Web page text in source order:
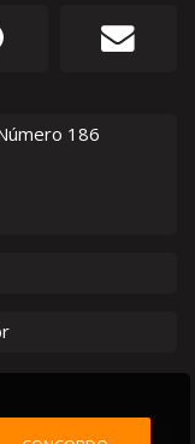
186